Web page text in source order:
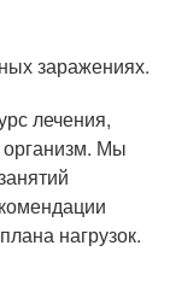
заражениях.
лечения,
организм. Мы
нагрузок.